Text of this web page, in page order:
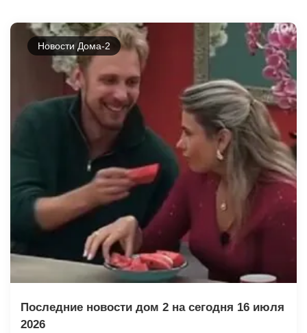
Новости Дома-2
Последние новости дом 2 на сегодня 16 июля
2026